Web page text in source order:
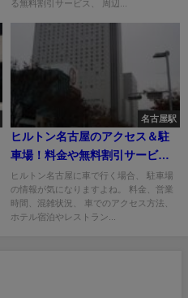
る無料割引サービス、 周辺...
名古屋駅
ヒルトン名古屋のアクセス＆駐
車場！料金や無料割引サービス
は？
ヒルトン名古屋に車で行く場合、 駐車場
の情報が気になりますよね。 料金、営業
時間、混雑状況、 車でのアクセス方法、
ホテル宿泊やレストラン...